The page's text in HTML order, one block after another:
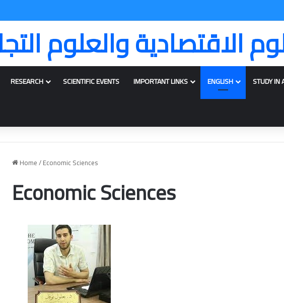
الاقتصادية والعلوم
RESEARCH SCIENTIFIC EVENTS IMPORTANT LINKS ENGLISH STUDY IN
Home/Economic Sciences
Economic Sciences